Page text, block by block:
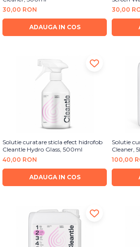
Bureti Abrazivi
Discuri Abrazive
Role Abrazive
Scule si Echipamente
Pistoale Vopsitorie
Masini de Slefuit
Echipamente
Accesorii si Consumabile
Ceara
Sealant
Accesorii
Prosoape uscare
Aplicatoare
30,00 RON
ADAUGA IN COS
30,00
Solutie curatare sticla efect hidrofob
Cleantle Hydro Glass, 500ml
40,00 RON
ADAUGA IN COS
Solutie
Cleaner,
100,00